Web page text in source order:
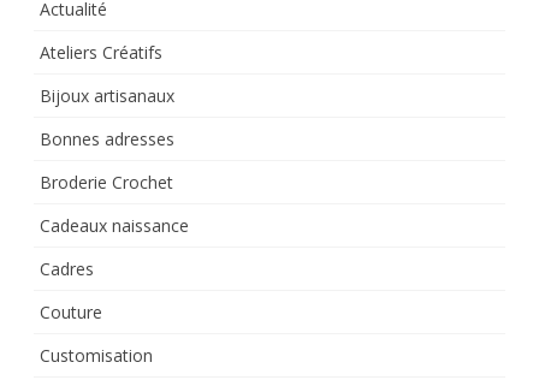
Actualité
Ateliers Créatifs
Bijoux artisanaux
Bonnes adresses
Broderie Crochet
Cadeaux naissance
Cadres
Couture
Customisation